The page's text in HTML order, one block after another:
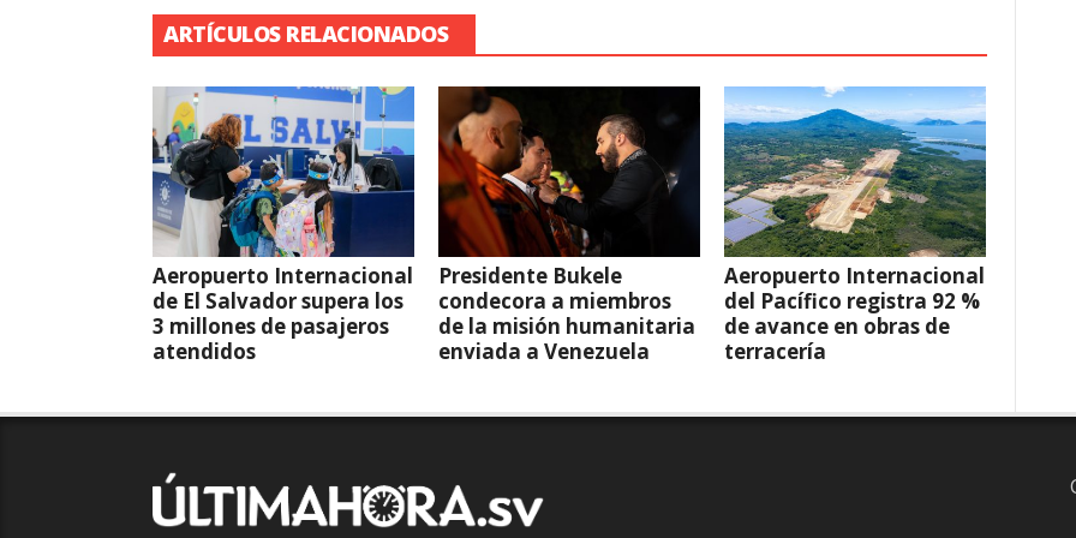
ARTÍCULOS RELACIONADOS
Aeropuerto Internacional
de El Salvador supera los
3 millones de pasajeros
atendidos
Presidente Bukele
condecora a miembros
de la misión humanitaria
enviada a Venezuela
Aeropuerto Internacional
del Pacífico registra 92 %
de avance en obras de
terracería